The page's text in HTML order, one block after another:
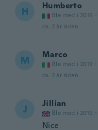
H Humberto
Ble med i 2019 ·
ca. 2 år siden
M Marco
Ble med i 2019 ·
ca. 2 år siden
J Jillian
Ble med i 2019 ·
Nice